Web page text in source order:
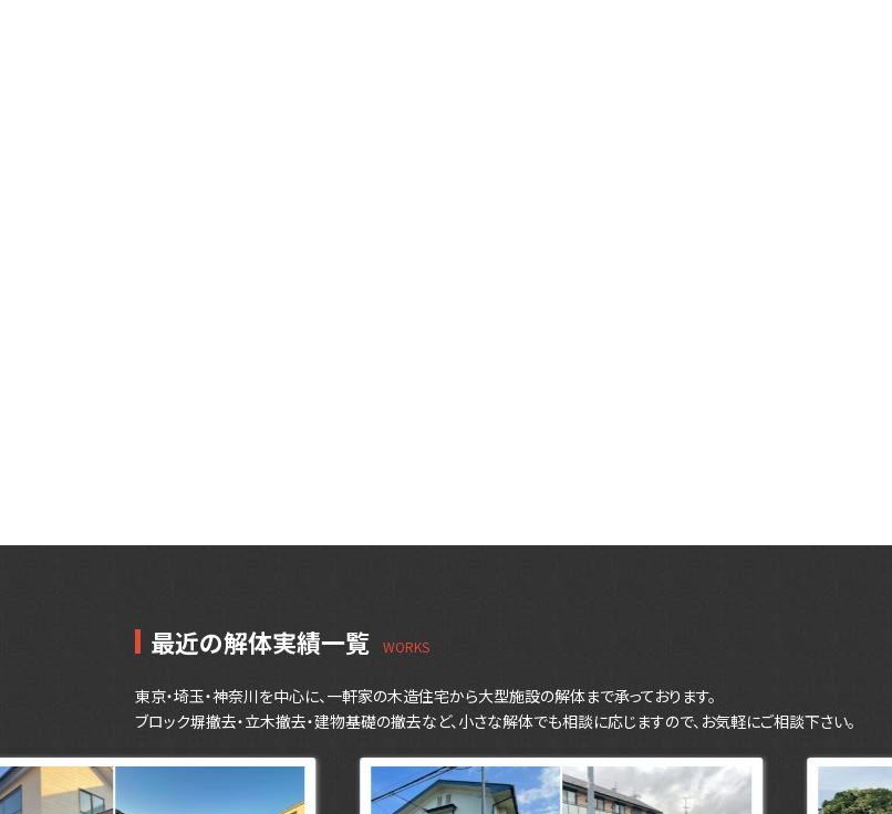
最近の解体実績一覧
東京・埼玉・神奈川を中心に、一軒家の木造住宅から大型施設の解体まで承っております。
ブロック塀撤去・立木撤去・建物基礎の撤去など、小さな解体でも相談に応じますので、お気軽にご相談下さい。